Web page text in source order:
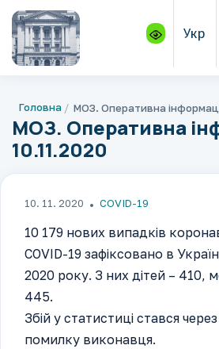
Укр
Головна МОЗ. Оперативна
МОЗ. Оперативна
10.11.2020
10. 11. 2020 COVID-19
10 179 нових випадків
COVID-19 зафіксовано в
2020 року. З них дітей – 410,
445.
Збій у статистиці стався
помилку виконавця.